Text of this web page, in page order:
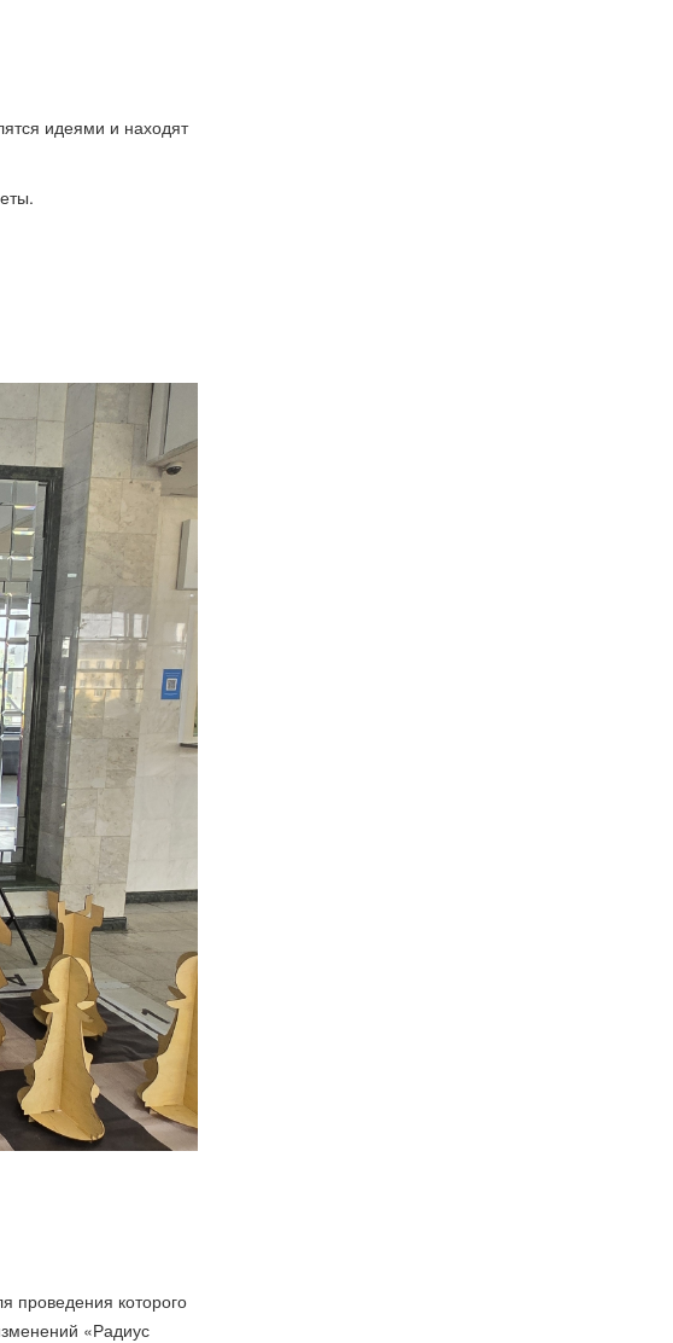
идеями и находят
которого
«Радиус